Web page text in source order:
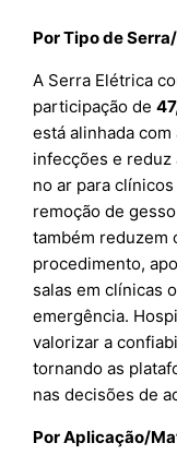
Por Tipo de
A Serra Elétrica
participação de
está alinhada
infecções e reduz
no ar para
remoção de
também reduzem
procedimento,
salas em clínicas
emergência.
valorizar a
tornando as
nas decisões de
Por Aplicação/